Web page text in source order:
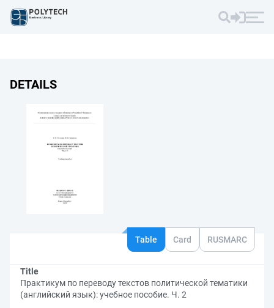
DETAILS
Table Card RUSMARC
Title
Практикум по переводу текстов политической тематики
(английский язык): учебное пособие. Ч. 2